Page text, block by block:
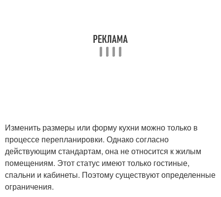
Изменить размеры или форму кухни можно только в
процессе перепланировки. Однако согласно
действующим стандартам, она не относится к жилым
помещениям. Этот статус имеют только гостиные,
спальни и кабинеты. Поэтому существуют определенные
ограничения.